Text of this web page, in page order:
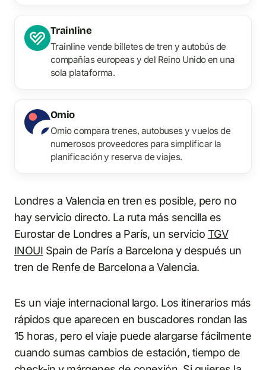
Trainline
Trainline vende billetes de tren y autobús de
compañías europeas y del Reino Unido en una
sola plataforma.
Omio
Omio compara trenes, autobuses y vuelos de
numerosos proveedores para simplificar la
planificación y reserva de viajes.
Londres a Valencia en tren es posible, pero no
hay servicio directo. La ruta más sencilla es
Eurostar de Londres a París, un servicio TGV
INOUI Spain de París a Barcelona y después un
tren de Renfe de Barcelona a Valencia.
Es un viaje internacional largo. Los itinerarios más
rápidos que aparecen en buscadores rondan las
15 horas, pero el viaje puede alargarse fácilmente
cuando sumas cambios de estación, tiempo de